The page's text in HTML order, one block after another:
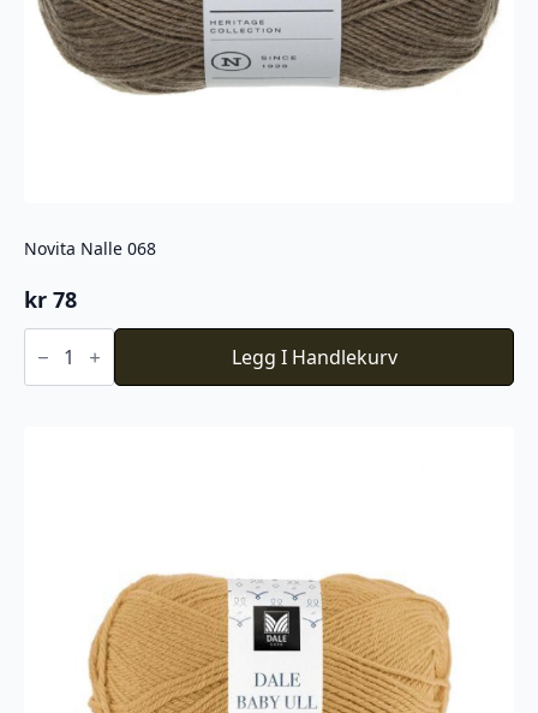
Novita Nalle 068
kr 78
Novita
Nalle
antall
Legg I Handlekurv